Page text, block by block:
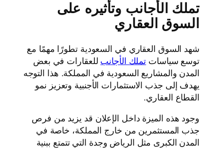
تملك الأجانب وتأثيره على
السوق العقاري
شهد السوق العقاري في السعودية تطورًا مهمًا مع
توسع سياسات تملك الأجانب للعقارات في بعض
المدن والمشاريع السعودية في المملكة. هذا التوجه
يهدف إلى جذب الاستثمارات الأجنبية وتعزيز نمو
القطاع العقاري.
وجود هذه الميزة داخل الإعلان قد يزيد من فرص
جذب المستثمرين من خارج المملكة، خاصة في
المدن الكبرى مثل الرياض وجدة التي تتمتع ببنية